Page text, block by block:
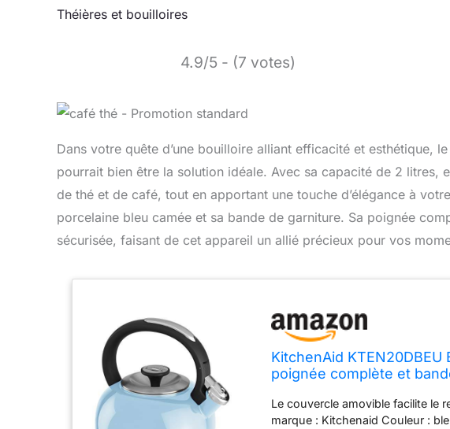
Théières et bouilloires
4.9/5 - (7 votes)
Dans votre quête d’une bouilloire alliant efficacité et esthétique,
pourrait bien être la solution idéale. Avec sa capacité de 2 litres,
de thé et de café, tout en apportant une touche d’élégance à
porcelaine bleu camée et sa bande de garniture. Sa poignée
sécurisée, faisant de cet appareil un allié précieux pour vos
KitchenAid
poignée complète et
Le couvercle amovible facilite le
marque : Kitchenaid Couleur :